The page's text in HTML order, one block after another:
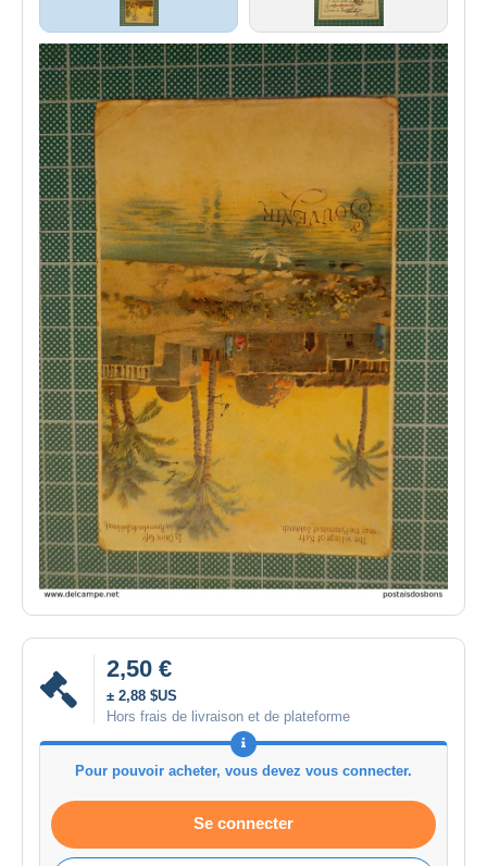
2,50 €
± 2,88 $US
Hors frais de livraison et de plateforme
Pour pouvoir acheter, vous devez vous connecter.
Se connecter